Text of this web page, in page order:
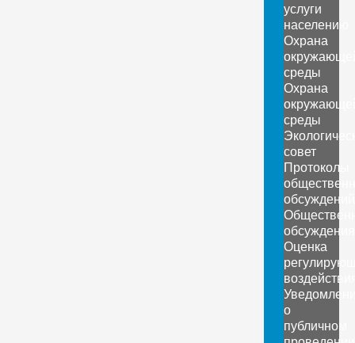
услуги
населению
Охрана
среды
Охрана
среды
совет
Протоколы
обсуждений
обсуждения
Оценка
о
публичном